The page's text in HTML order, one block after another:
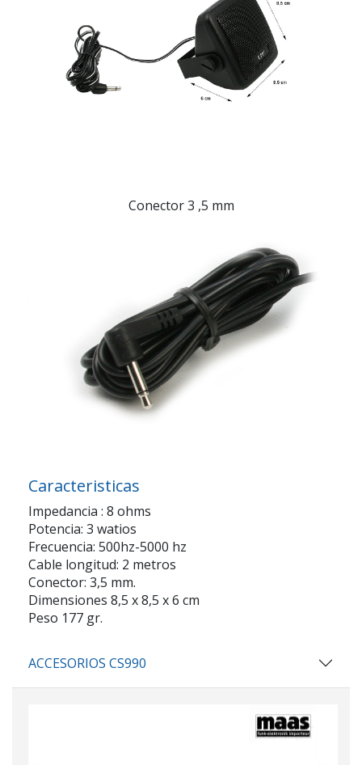
Conector 3 ,5 mm
Caracteristicas
Impedancia : 8 ohms
Potencia: 3 watios
Frecuencia: 500hz-5000 hz
Cable longitud: 2 metros
Conector: 3,5 mm.
Dimensiones 8,5 x 8,5 x 6 cm
Peso 177 gr.
ACCESORIOS CS990